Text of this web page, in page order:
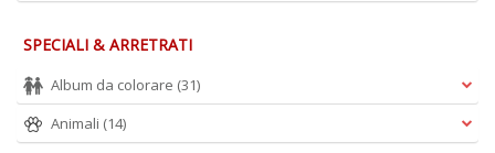
SPECIALI & ARRETRATI
Album da colorare (31)
Animali (14)